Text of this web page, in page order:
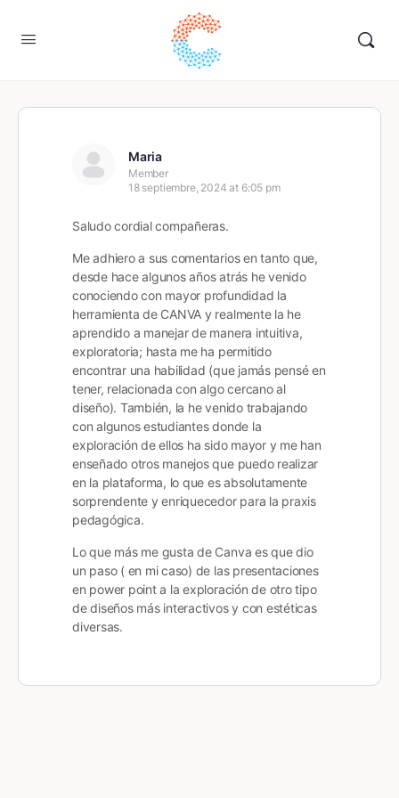
Maria
Member
18 septiembre, 2024 at 6:05 pm
Saludo cordial compañeras.
Me adhiero a sus comentarios en tanto que,
desde hace algunos años atrás he venido
conociendo con mayor profundidad la
herramienta de CANVA y realmente la he
aprendido a manejar de manera intuitiva,
exploratoria; hasta me ha permitido
encontrar una habilidad (que jamás pensé en
tener, relacionada con algo cercano al
diseño). También, la he venido trabajando
con algunos estudiantes donde la
exploración de ellos ha sido mayor y me han
enseñado otros manejos que puedo realizar
en la plataforma, lo que es absolutamente
sorprendente y enriquecedor para la praxis
pedagógica.
Lo que más me gusta de Canva es que dio
un paso ( en mi caso) de las presentaciones
en power point a la exploración de otro tipo
de diseños más interactivos y con estéticas
diversas.